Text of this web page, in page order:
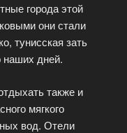
города этой
они стали
тунисская зать
наших дней.
также и
мягкого
вод. Отели